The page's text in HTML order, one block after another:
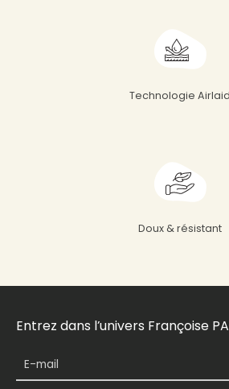
Technologie Airlaid
Doux & résistant
Entrez dans l’univers Françoise
E-mail